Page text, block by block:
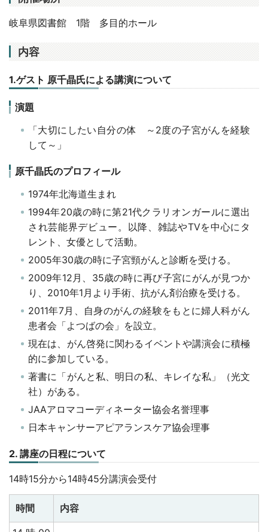
岐阜県図書館 1階 多目的ホール
内容
1.ゲスト 原千晶氏による講演について
演題
「大切にしたい自分の体 ～2度の子宮がんを経験
して～」
原千晶氏のプロフィール
1974年北海道生まれ
1994年20歳の時に第21代クラリオンガールに選出
され芸能界デビュー。以降、雑誌やTVを中心にタ
レント、女優として活動。
2005年30歳の時に子宮頸がんと診断を受ける。
2009年12月、35歳の時に再び子宮にがんが見つか
り、2010年1月より手術、抗がん剤治療を受ける。
2011年7月、自身のがんの経験をもとに婦人科がん
患者会「よつばの会」を設立。
現在は、がん啓発に関わるイベントや講演会に積極
的に参加している。
著書に「がんと私、明日の私、キレイな私」（光文
社）がある。
JAAアロマコーディネーター協会名誉理事
日本キャンサーアピアランスケア協会理事
2. 講座の日程について
14時15分から14時45分講演会受付
時間 内容